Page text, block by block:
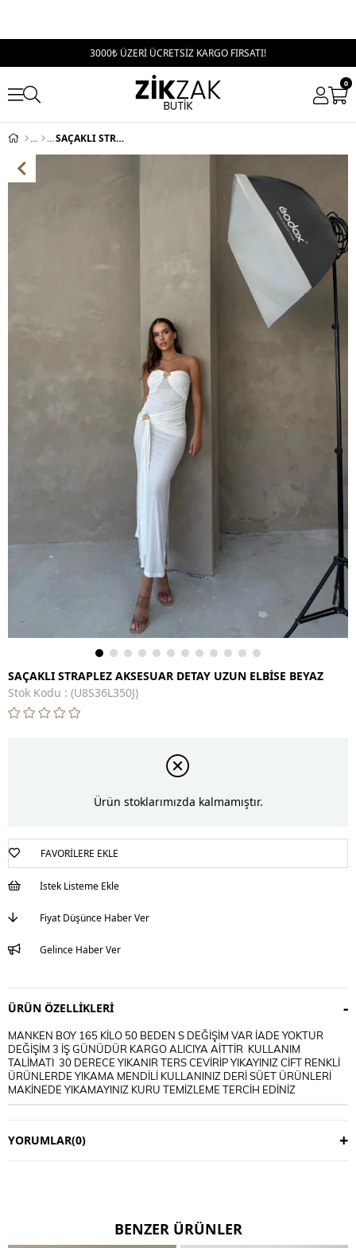
3000₺ ÜZERİ ÜCRETSİZ KARGO FIRSATI!
0
SAÇAKLI STRAPLEZ AKSESUAR DETAY UZUN ELBİSE BEYAZ
SAÇAKLI STRAPLEZ AKSESUAR DETAY UZUN ELBİSE BEYAZ
Stok Kodu
(U8S36L350J)
Ürün stoklarımızda kalmamıştır.
FAVORILERE EKLE
İstek Listeme Ekle
Fiyat Düşünce Haber Ver
Gelince Haber Ver
ÜRÜN ÖZELLIKLERI
MANKEN BOY 165 KİLO 50 BEDEN S DEĞİŞİM VAR İADE YOKTUR
DEĞİŞİM 3 İŞ GÜNÜDÜR KARGO ALICIYA AİTTİR KULLANIM
TALİMATI 30 DERECE YIKANIR TERS CEVİRİP YIKAYINIZ CİFT RENKLİ
ÜRÜNLERDE YIKAMA MENDİLİ KULLANINIZ DERİ SÜET ÜRÜNLERİ
MAKİNEDE YIKAMAYINIZ KURU TEMİZLEME TERCİH EDİNİZ
YORUMLAR(0)
BENZER ÜRÜNLER